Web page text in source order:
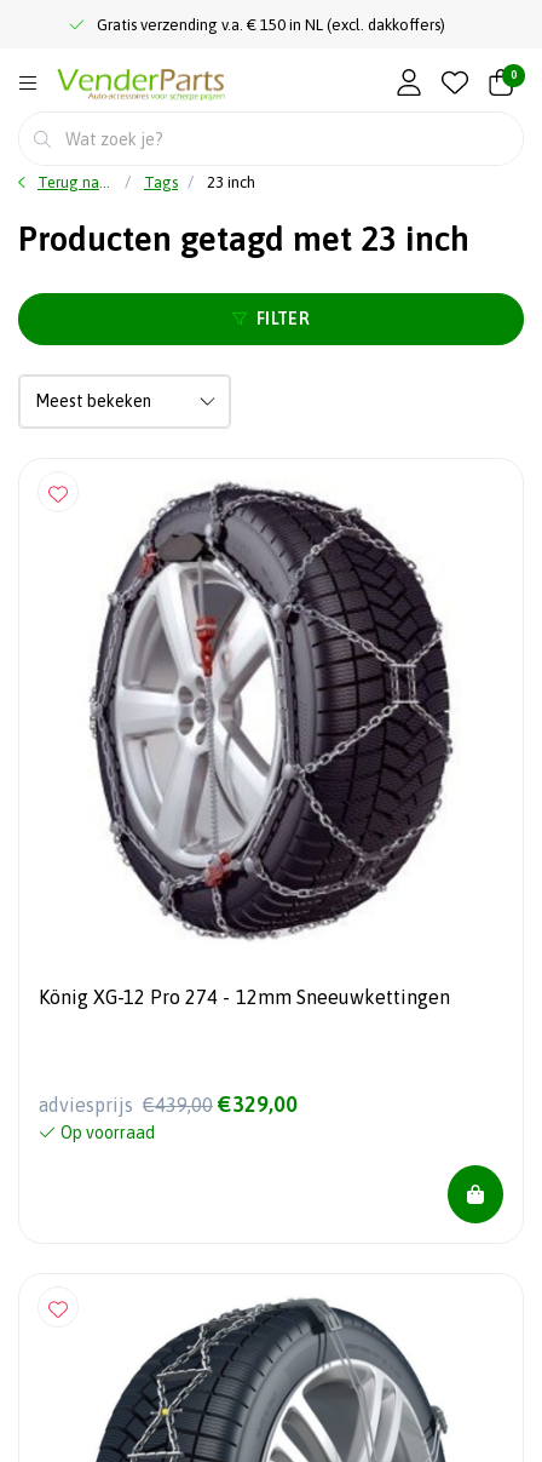
Gratis verzending v.a. € 150 in NL (excl. dakkoffers)
0
Terug naar home Tags 23 inch
Producten getagd met 23 inch
FILTER
König XG-12 Pro 274 - 12mm Sneeuwkettingen
adviesprijs €439,00 €329,00
Op voorraad